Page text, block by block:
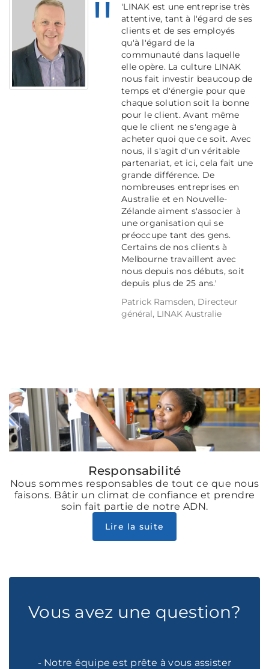
'LINAK est une entreprise très
attentive, tant à l'égard de ses
clients et de ses employés
qu'à l'égard de la
communauté dans laquelle
elle opère. La culture LINAK
nous fait investir beaucoup de
temps et d'énergie pour que
chaque solution soit la bonne
pour le client. Avant même
que le client ne s'engage à
acheter quoi que ce soit. Avec
nous, il s'agit d'un véritable
partenariat, et ici, cela fait une
grande différence. De
nombreuses entreprises en
Australie et en Nouvelle-
Zélande aiment s'associer à
une organisation qui se
préoccupe tant des gens.
Certains de nos clients à
Melbourne travaillent avec
nous depuis nos débuts, soit
depuis plus de 25 ans.'
Patrick Ramsden, Directeur
général, LINAK Australie
Responsabilité
Nous sommes responsables de tout ce que nous
faisons. Bâtir un climat de confiance et prendre
soin fait partie de notre ADN.
Lire la suite
Vous avez une question?
- Notre équipe est prête à vous assister